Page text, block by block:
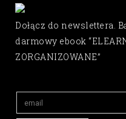
Dołącz do newslettera.
darmowy ebook
ZORGANIZOWANE”